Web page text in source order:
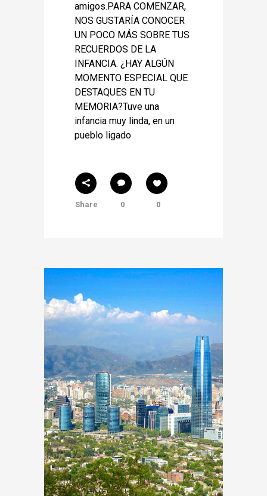
amigos.PARA COMENZAR,
NOS GUSTARÍA CONOCER
UN POCO MÁS SOBRE TUS
RECUERDOS DE LA
INFANCIA. ¿HAY ALGÚN
MOMENTO ESPECIAL QUE
DESTAQUES EN TU
MEMORIA?Tuve una
infancia muy linda, en un
pueblo ligado
Share 0 0